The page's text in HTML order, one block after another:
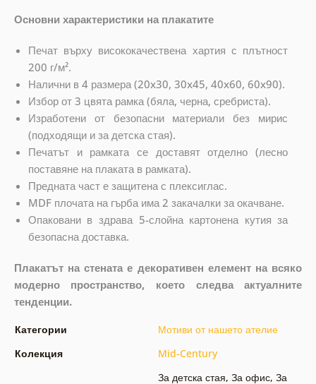
Основни характеристики на плакатите
Печат върху висококачествена хартия с плътност
200 г/м².
Налични в 4 размера (20x30, 30x45, 40x60, 60x90).
Избор от 3 цвята рамка (бяла, черна, сребриста).
Изработени от безопасни материали без мирис
(подходящи и за детска стая).
Печатът и рамката се доставят отделно (лесно
поставяне на плаката в рамката).
Предната част е защитена с плексиглас.
MDF плочата на гърба има 2 закачалки за окачване.
Опаковани в здрава 5-слойна картонена кутия за
безопасна доставка.
Плакатът на стената е декоративен елемент на всяко
модерно пространство, което следва актуалните
тенденции.
Категории
Мотиви от нашето ателие
Колекция
Mid-Century
За детска стая, За офис, За